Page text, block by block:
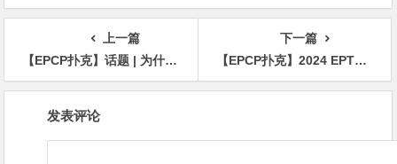
从无人问津到千万身价
上一篇
【EPCP扑克】话题 | 为什么在扑克中拥有真正的朋友很重要
下一篇
【EPCP扑克】2024 EPT巴黎站：周全获神秘赏金赛亚军
发表评论